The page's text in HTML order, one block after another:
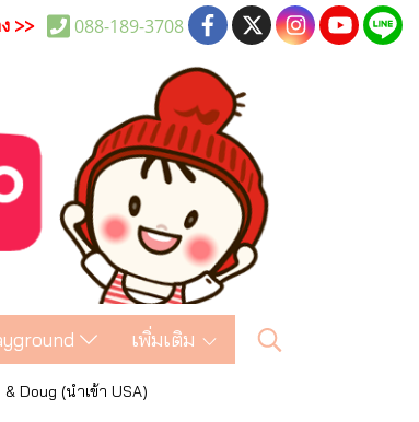
>> 088-189-3708
เพิ่มเติม
Doug (นำเข้า USA)